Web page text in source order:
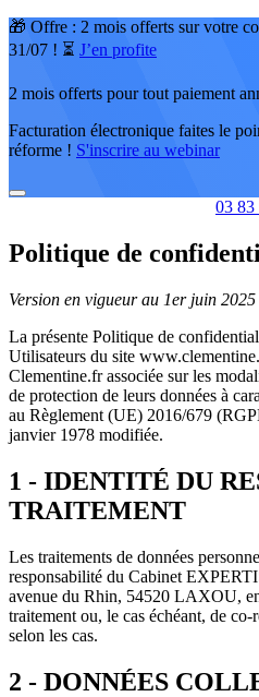
🎁 Offre : 2 mois offerts sur votre
31/07 ! ⏳ J’en profite
2 mois offerts pour tout paiement
Facturation électronique faites le
réforme ! S'inscrire au webinar
03 83
Politique de
Version en vigueur au 1er juin 2025
La présente Politique de
Utilisateurs du site
Clementine.fr associée sur les
de protection de leurs données à
au Règlement (UE) 2016/679
janvier 1978 modifiée.
1 - IDENTITÉ DU
TRAITEMENT
Les traitements de données
responsabilité du Cabinet
avenue du Rhin, 54520 LAXOU,
traitement ou, le cas échéant, de
selon les cas.
2 - DONNÉES